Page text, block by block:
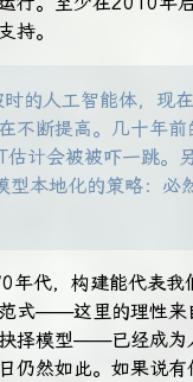
持。
时的人工智能体，现
不断提高。几十年前
估计会被被吓一跳。
型本地化的策略：必
年代，构建能代表我
式——这里的理性来
择模型——已经成为
仍然如此。如果说